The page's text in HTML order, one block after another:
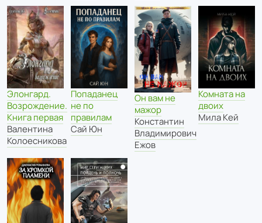
Элонгард.
Возрождение.
Книга первая
Валентина
Колоесникова
Попаданец
не по
правилам
Сай Юн
Он вам не
мажор
Константин
Владимирович
Ежов
Комната на
двоих
Мила Кей